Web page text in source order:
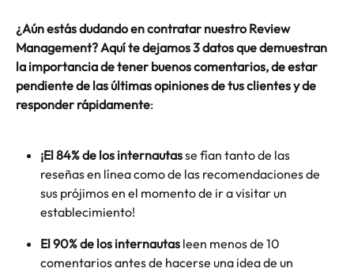
¿Aún estás dudando en contratar nuestro Review
Management? Aquí te dejamos 3 datos que demuestran
la importancia de tener buenos comentarios, de estar
pendiente de las últimas opiniones de tus clientes y de
responder rápidamente:
¡El 84% de los internautas se fían tanto de las
reseñas en línea como de las recomendaciones de
sus prójimos en el momento de ir a visitar un
establecimiento!
El 90% de los internautas leen menos de 10
comentarios antes de hacerse una idea de un